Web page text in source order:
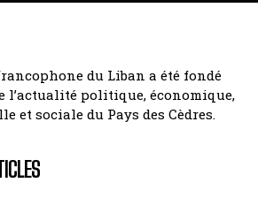
du Liban a été fondé
l’actualité politique, économique,
et sociale du Pays des Cèdres.